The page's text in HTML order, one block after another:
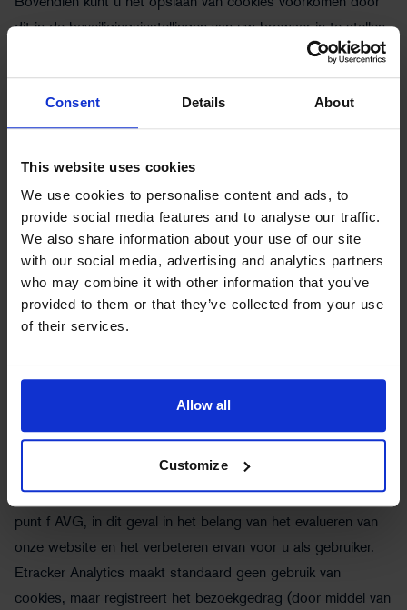
Consent Details About
This website uses cookies
We use cookies to personalise content and ads, to
provide social media features and to analyse our traffic.
We also share information about your use of our site
with our social media, advertising and analytics partners
who may combine it with other information that you’ve
provided to them or that they’ve collected from your use
of their services.
Allow all
Customize
dit in de beveiligingsinstellingen van uw browser in te stellen.
Het is echter mogelijk dat u dan niet alle functies van deze
website kunt gebruiken.
Deze mogelijkheden gelden voor alle hieronder genoemde
cookies die wij op deze website gebruiken.
2.10 eTracker
Op onze website maken we gebruik van de dienst etracker
Analytics van etracker GmbH, Erste Brunnenstraße 1, 20459
Hamburg, impressum:https://www.etracker.com/impressum/
(hierna 'etracker' genoemd). Hier vindt u de FAQ van etracker
met betrekking tot de AVG:
privacyverklaring van etracker kunt u hier raadplegen:
bedrijf etracker.
Wij gebruiken etracker Analytics op basis van ons
gerechtvaardigd belang overeenkomstig art. 6, lid 1, zin 1,
punt f AVG, in dit geval in het belang van het evalueren van
onze website en het verbeteren ervan voor u als gebruiker.
Etracker Analytics maakt standaard geen gebruik van
cookies, maar registreert het bezoekgedrag (door middel van